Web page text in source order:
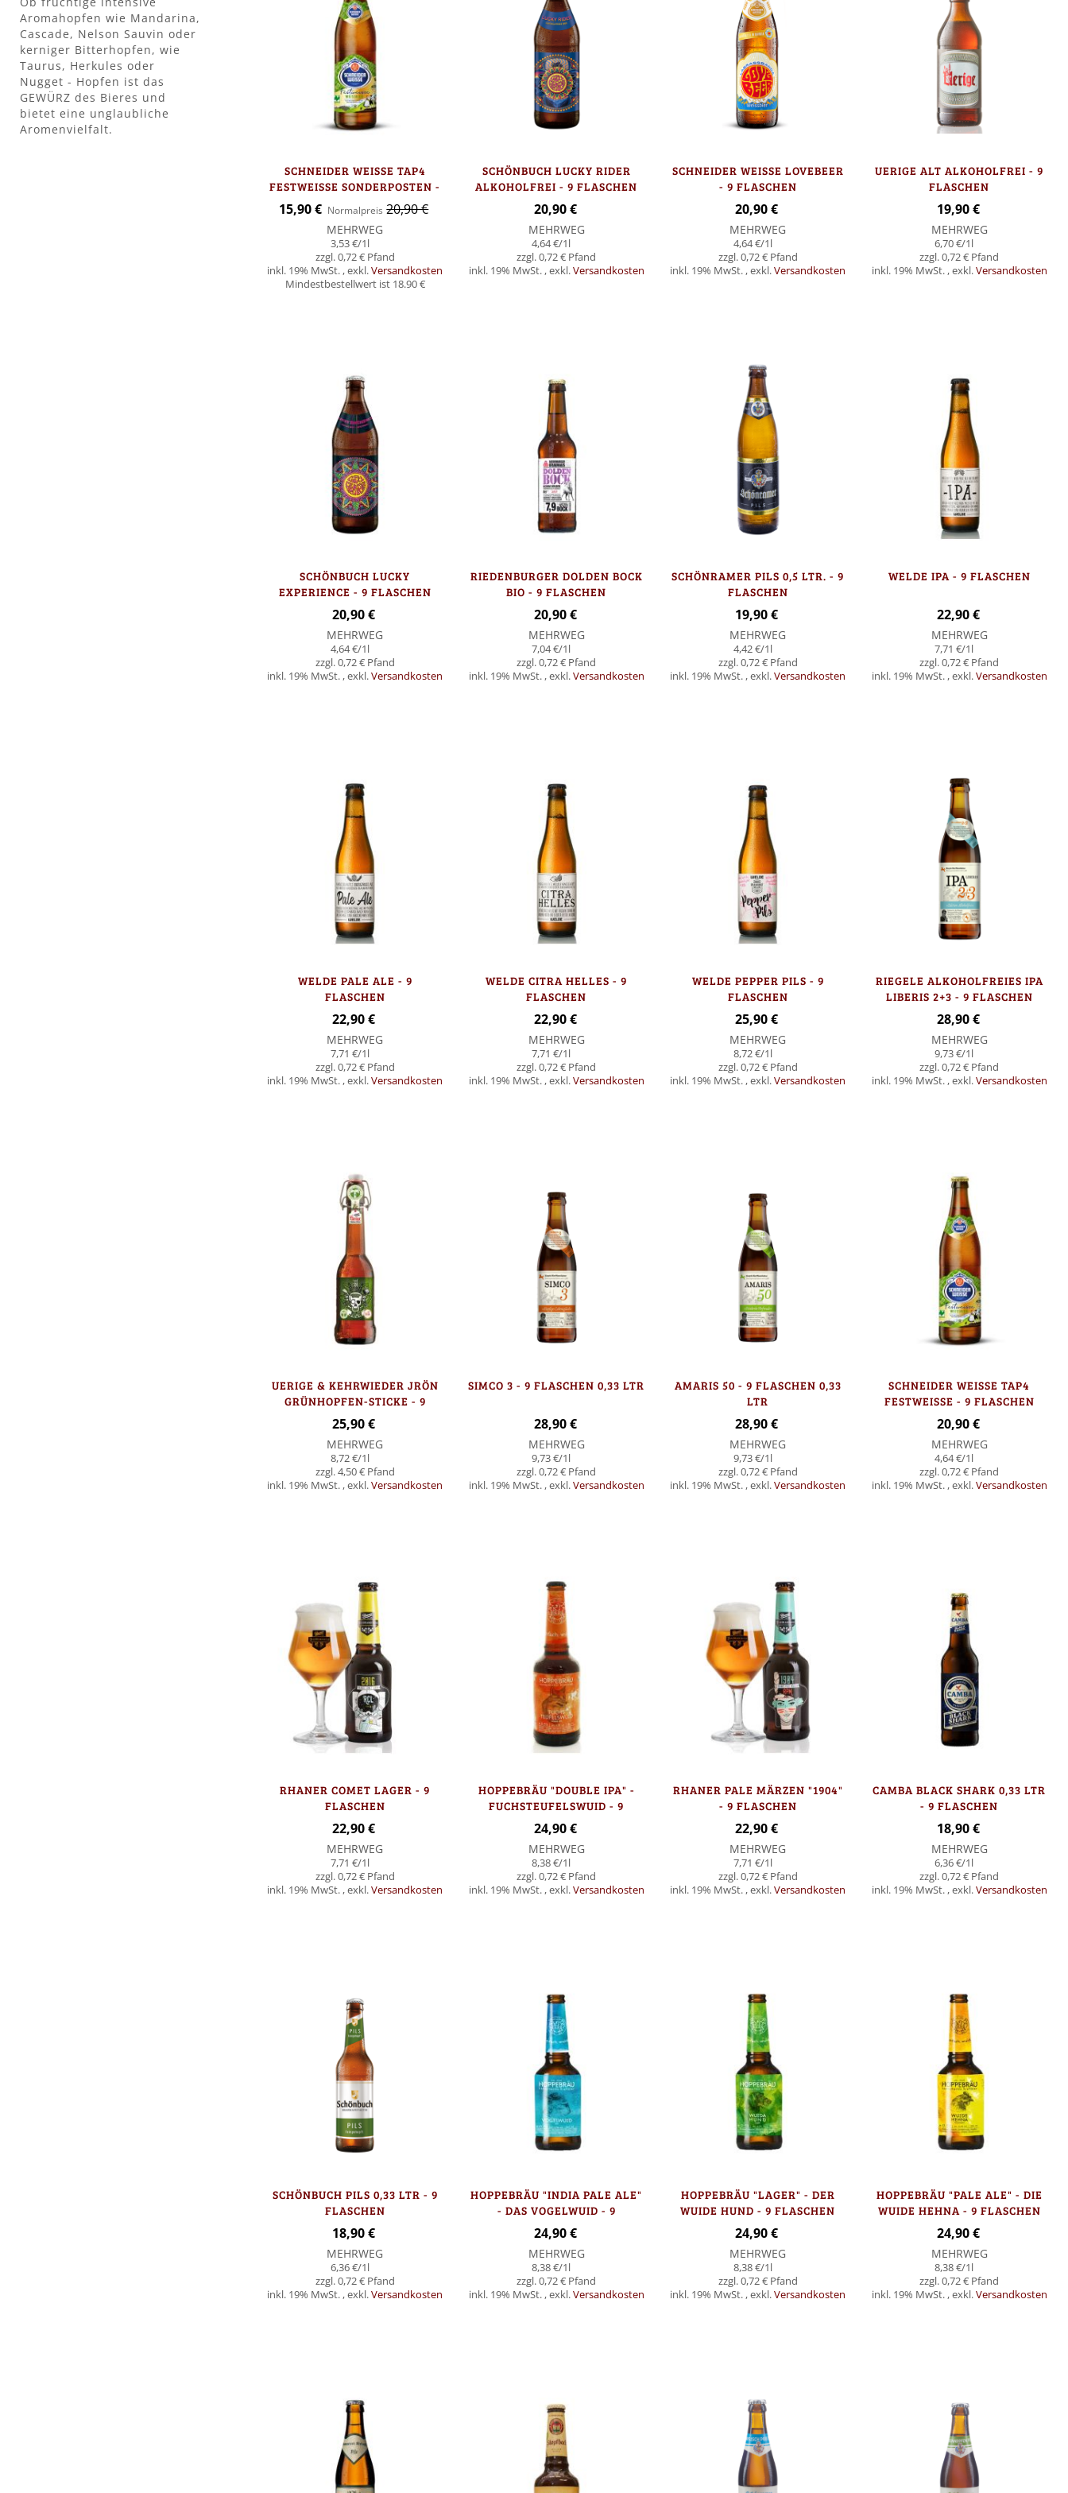
SCHNEIDER WEISSE TAP4
FESTWEISSE SONDERPOSTEN -
9 FLASCHEN
Sonderangebot
15,90 € Normalpreis 20,90 €
MEHRWEG
3,53 €/1l
0,72 €
inkl. 19% MwSt.,exkl.Versandkosten
Mindestbestellwert ist 18.90 €
SCHÖNBUCH LUCKY RIDER
ALKOHOLFREI - 9 FLASCHEN
20,90 €
MEHRWEG
4,64 €/1l
0,72 €
inkl. 19% MwSt.,exkl.Versandkosten
SCHNEIDER WEISSE LOVEBEER
- 9 FLASCHEN
20,90 €
MEHRWEG
4,64 €/1l
0,72 €
inkl. 19% MwSt.,exkl.Versandkosten
UERIGE ALT ALKOHOLFREI - 9
FLASCHEN
19,90 €
MEHRWEG
6,70 €/1l
0,72 €
inkl. 19% MwSt.,exkl.Versandkosten
SCHÖNBUCH LUCKY
EXPERIENCE - 9 FLASCHEN
20,90 €
MEHRWEG
4,64 €/1l
0,72 €
inkl. 19% MwSt. ,exkl.Versandkosten
RIEDENBURGER DOLDEN BOCK
BIO - 9 FLASCHEN
20,90 €
MEHRWEG
7,04 €/1l
0,72 €
inkl. 19% MwSt. ,exkl.Versandkosten
SCHÖNRAMER PILS 0,5 LTR. - 9
FLASCHEN
19,90 €
MEHRWEG
4,42 €/1l
0,72 €
inkl. 19% MwSt. ,exkl.Versandkosten
WELDE IPA - 9 FLASCHEN
22,90 €
MEHRWEG
7,71 €/1l
0,72 €
inkl. 19% MwSt. ,exkl.Versandkosten
WELDE PALE ALE - 9
FLASCHEN
22,90 €
MEHRWEG
7,71 €/1l
0,72 €
inkl. 19% MwSt. ,exkl.Versandkosten
WELDE CITRA HELLES - 9
FLASCHEN
22,90 €
MEHRWEG
7,71 €/1l
0,72 €
inkl. 19% MwSt. ,exkl.Versandkosten
WELDE PEPPER PILS - 9
FLASCHEN
25,90 €
MEHRWEG
8,72 €/1l
0,72 €
inkl. 19% MwSt. ,exkl.Versandkosten
RIEGELE ALKOHOLFREIES IPA
LIBERIS 2+3 - 9 FLASCHEN
28,90 €
MEHRWEG
9,73 €/1l
0,72 €
inkl. 19% MwSt. ,exkl.Versandkosten
UERIGE & KEHRWIEDER JRÖN
GRÜNHOPFEN-STICKE - 9
FLASCHEN
25,90 €
MEHRWEG
8,72 €/1l
4,50 €
inkl. 19% MwSt. ,exkl.Versandkosten
SIMCO 3 - 9 FLASCHEN 0,33 LTR
28,90 €
MEHRWEG
9,73 €/1l
0,72 €
inkl. 19% MwSt. ,exkl.Versandkosten
AMARIS 50 - 9 FLASCHEN 0,33
LTR
28,90 €
MEHRWEG
9,73 €/1l
0,72 €
inkl. 19% MwSt. ,exkl.Versandkosten
SCHNEIDER WEISSE TAP4
FESTWEISSE - 9 FLASCHEN
20,90 €
MEHRWEG
4,64 €/1l
0,72 €
inkl. 19% MwSt. ,exkl.Versandkosten
RHANER COMET LAGER - 9
FLASCHEN
22,90 €
MEHRWEG
7,71 €/1l
0,72 €
inkl. 19% MwSt. ,exkl.Versandkosten
HOPPEBRÄU "DOUBLE IPA" -
FUCHSTEUFELSWUID - 9
FLASCHEN
24,90 €
MEHRWEG
8,38 €/1l
0,72 €
inkl. 19% MwSt. ,exkl.Versandkosten
RHANER PALE MÄRZEN "1904"
- 9 FLASCHEN
22,90 €
MEHRWEG
7,71 €/1l
0,72 €
inkl. 19% MwSt. ,exkl.Versandkosten
CAMBA BLACK SHARK 0,33 LTR
- 9 FLASCHEN
18,90 €
MEHRWEG
6,36 €/1l
0,72 €
inkl. 19% MwSt. ,exkl.Versandkosten
SCHÖNBUCH PILS 0,33 LTR - 9
FLASCHEN
18,90 €
MEHRWEG
6,36 €/1l
0,72 €
inkl. 19% MwSt. ,exkl.Versandkosten
HOPPEBRÄU "INDIA PALE ALE"
- DAS VOGELWUID - 9
FLASCHEN
24,90 €
MEHRWEG
8,38 €/1l
0,72 €
inkl. 19% MwSt. ,exkl.Versandkosten
HOPPEBRÄU "LAGER" - DER
WUIDE HUND - 9 FLASCHEN
24,90 €
MEHRWEG
8,38 €/1l
0,72 €
inkl. 19% MwSt. ,exkl.Versandkosten
HOPPEBRÄU "PALE ALE" - DIE
WUIDE HEHNA - 9 FLASCHEN
24,90 €
MEHRWEG
8,38 €/1l
0,72 €
inkl. 19% MwSt. ,exkl.Versandkosten
Aromahopfen wie Mandarina,
Cascade, Nelson Sauvin oder
kerniger Bitterhopfen, wie
Taurus, Herkules oder
Nugget - Hopfen ist das
GEWÜRZ des Bieres und
bietet eine unglaubliche
Aromenvielfalt.